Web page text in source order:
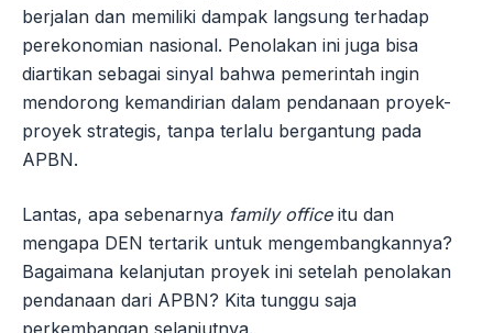
berjalan dan memiliki dampak langsung terhadap
perekonomian nasional. Penolakan ini juga bisa
diartikan sebagai sinyal bahwa pemerintah ingin
mendorong kemandirian dalam pendanaan proyek-
proyek strategis, tanpa terlalu bergantung pada
APBN.
Lantas, apa sebenarnya family officeitu dan
mengapa DEN tertarik untuk mengembangkannya?
Bagaimana kelanjutan proyek ini setelah penolakan
pendanaan dari APBN? Kita tunggu saja
perkembangan selanjutnya.